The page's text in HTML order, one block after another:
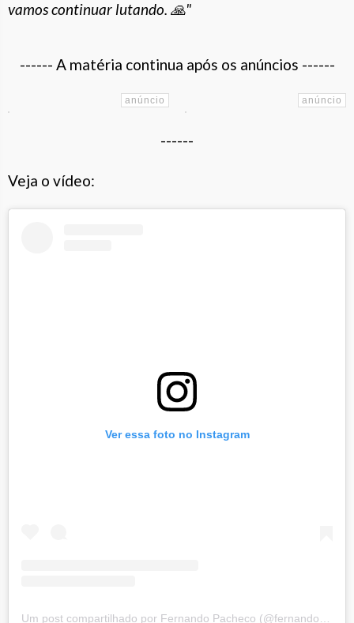
vamos continuar lutando. 🙏"
------ A matéria continua após os anúncios ------
------
Veja o vídeo:
Ver essa foto no Instagram